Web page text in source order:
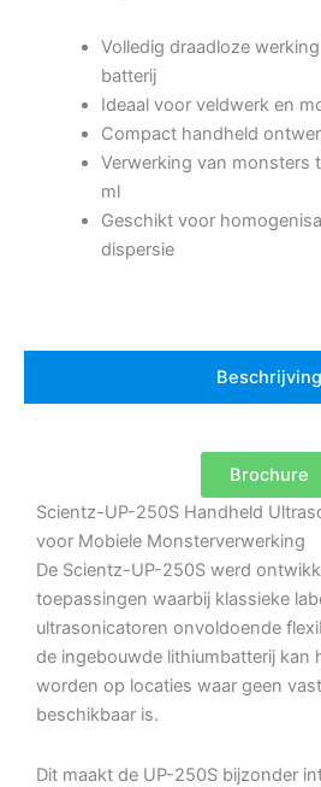
Volledig draadloze
batterij
Ideaal voor veldwerk en
Compact handheld
Verwerking van monsters
ml
Geschikt voor
dispersie
Beschrijving
Brochure
Scientz-UP-250S Handheld
voor Mobiele Monsterverwerking
De Scientz-UP-250S werd
toepassingen waarbij klassieke
ultrasonicatoren onvoldoende
de ingebouwde lithiumbatterij kan
worden op locaties waar geen
beschikbaar is.
Dit maakt de UP-250S bijzonder